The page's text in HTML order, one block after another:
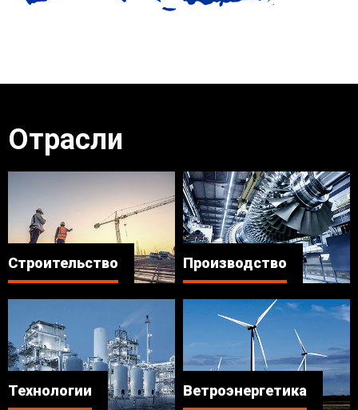
Отрасли
Строительство Производство
Технологии ‎Ветроэнергетика